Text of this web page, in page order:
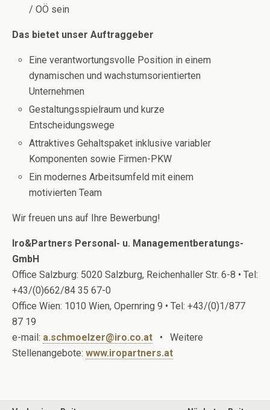
/ OÖ sein
Das bietet unser Auftraggeber
Eine verantwortungsvolle Position in einem
dynamischen und wachstumsorientierten
Unternehmen
Gestaltungsspielraum und kurze
Entscheidungswege
Attraktives Gehaltspaket inklusive variabler
Komponenten sowie Firmen-PKW
Ein modernes Arbeitsumfeld mit einem
motivierten Team
Wir freuen uns auf Ihre Bewerbung!
Iro&Partners Personal- u. Managementberatungs-
GmbH
Office Salzburg: 5020 Salzburg, Reichenhaller Str. 6-8 • Tel:
+43/(0)662/84 35 67-0
Office Wien: 1010 Wien, Opernring 9 • Tel: +43/(0)1/877
87 19
e-mail: a.schmoelzer@iro.co.at • Weitere
Stellenangebote: www.iropartners.at